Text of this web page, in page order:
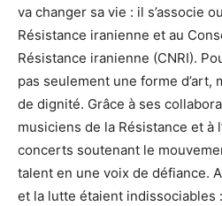
va changer sa vie : il s’associe
Résistance iranienne et au
Résistance iranienne (CNRI).
pas seulement une forme
de dignité. Grâce à ses
musiciens de la Résistance et à
concerts soutenant le
talent en une voix de défiance.
et la lutte étaient indissociables